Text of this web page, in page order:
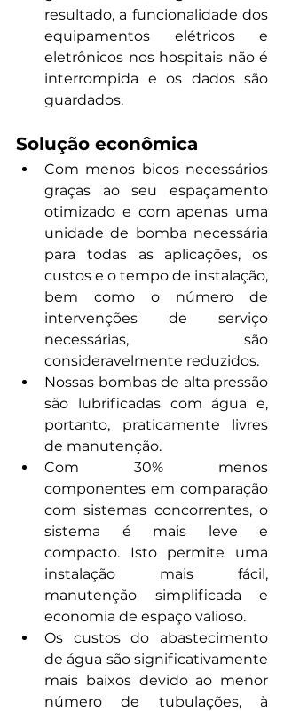
resultado, a funcionalidade dos
equipamentos elétricos e
eletrônicos nos hospitais não é
interrompida e os dados são
guardados.
Solução econômica
Com menos bicos necessários
graças ao seu espaçamento
otimizado e com apenas uma
unidade de bomba necessária
para todas as aplicações, os
custos e o tempo de instalação,
bem como o número de
intervenções de serviço
necessárias, são
consideravelmente reduzidos.
Nossas bombas de alta pressão
são lubrificadas com água e,
portanto, praticamente livres
de manutenção.
Com 30% menos
componentes em comparação
com sistemas concorrentes, o
sistema é mais leve e
compacto. Isto permite uma
instalação mais fácil,
manutenção simplificada e
economia de espaço valioso.
Os custos do abastecimento
de água são significativamente
mais baixos devido ao menor
número de tubulações, à